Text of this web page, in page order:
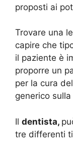
proposti ai
Trovare una
capire che
il paziente è
proporre un
per la cura
generico
Il dentista,
tre differenti